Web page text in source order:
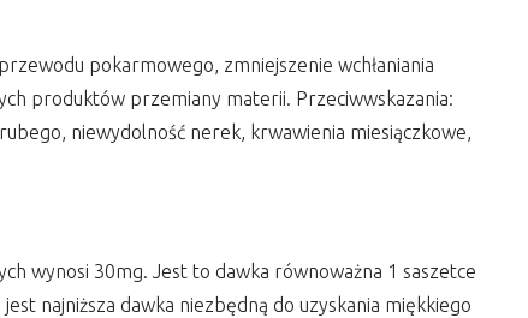
pokarmowego, zmniejszenie wchłaniania
produktów przemiany materii. Przeciwwskazania:
niewydolność nerek, krwawienia miesiączkowe,
wynosi 30mg. Jest to dawka równoważna 1 saszetce
najniższa dawka niezbędną do uzyskania miękkiego